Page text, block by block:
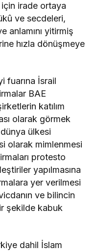
irade ortaya
ve secdeleri,
anlamını yitirmiş
hızla dönüşmeye
fuarına İsrail
BAE
katılım
olarak görmek
ülkesi
olarak mimlenmesi
protesto
yapılmasına
yer verilmesi
ve bilincin
şekilde kabuk
dahil İslam